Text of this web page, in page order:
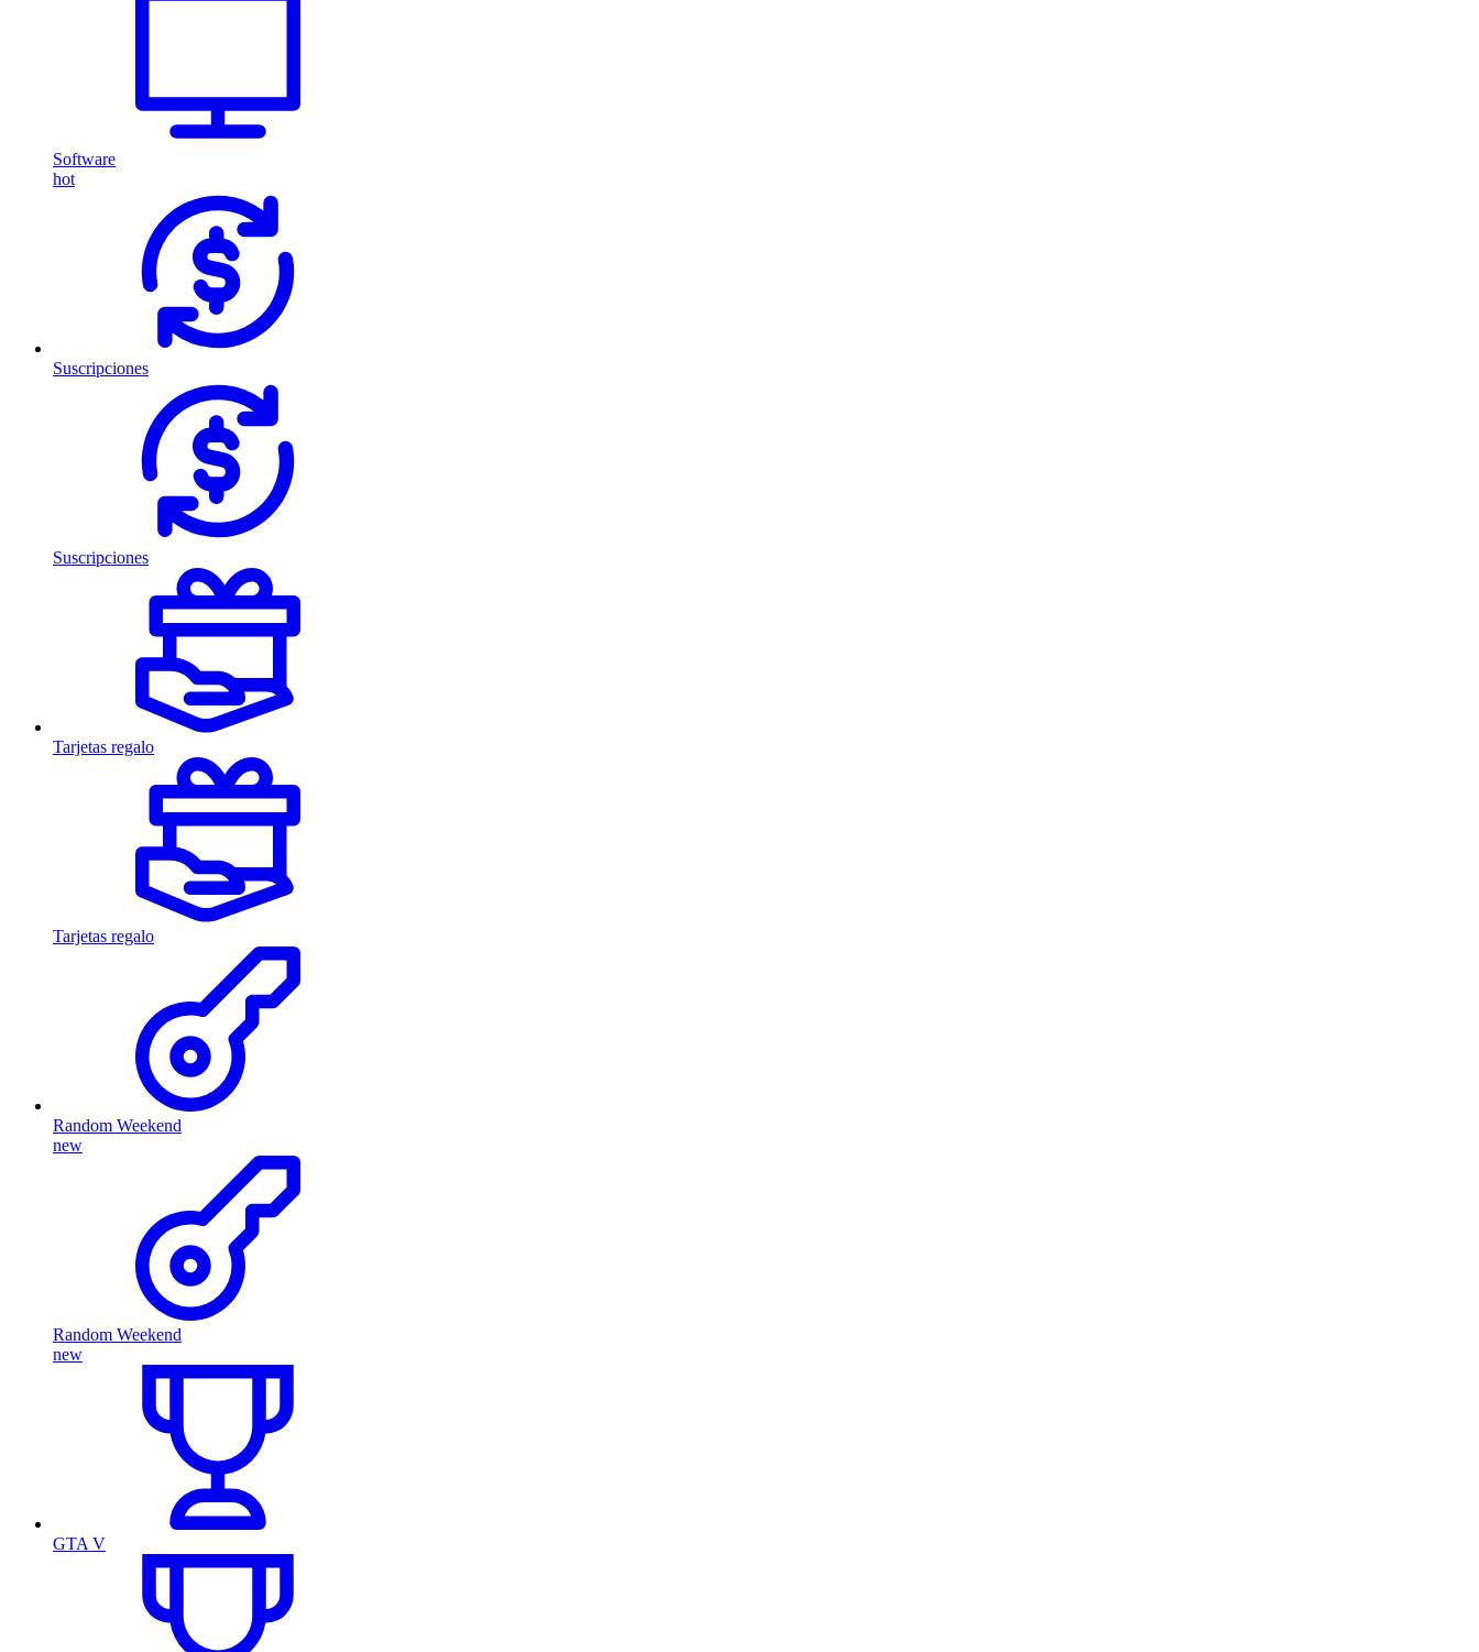
Software
hot
Suscripciones
Suscripciones
Tarjetas regalo
Tarjetas regalo
Random Weekend
new
Random Weekend
new
GTA V